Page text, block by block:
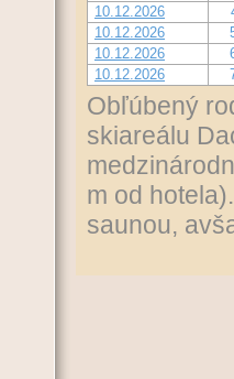
10.12.2026
10.12.2026
10.12.2026
10.12.2026
Obľúbený
skiareálu
m od
saunou,